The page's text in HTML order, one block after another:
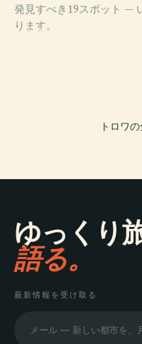
発見すべき19スポット —
ります。
PLACE
トロワ
ゆっくり
語る。
最新情報を受け取る